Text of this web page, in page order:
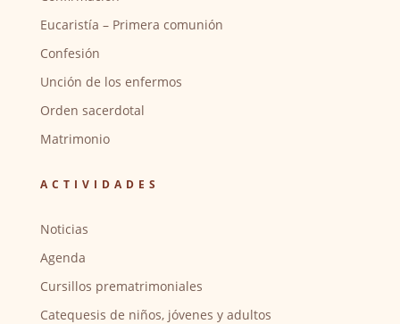
Eucaristía – Primera comunión
Confesión
Unción de los enfermos
Orden sacerdotal
Matrimonio
ACTIVIDADES
Noticias
Agenda
Cursillos prematrimoniales
Catequesis de niños, jóvenes y adultos